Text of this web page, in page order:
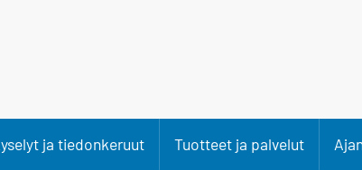
ja tiedonkeruut Tuotteet ja palvelut